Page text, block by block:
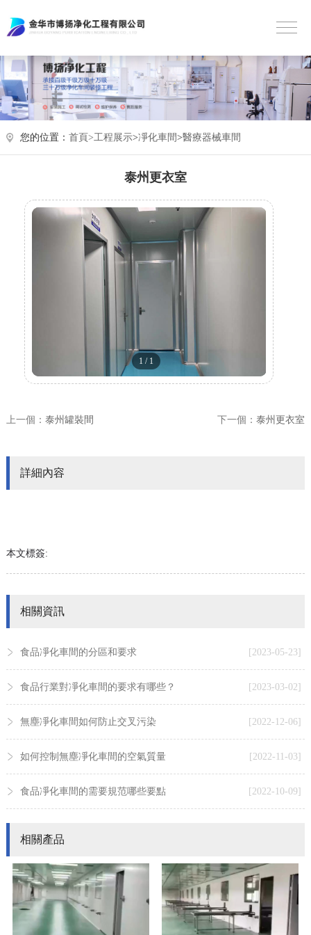
您的位置： 首頁>工程展示>凈化車間>醫療器械車間
泰州更衣室
1/ 1
上一個： 泰州罐裝間 下一個：泰州更衣室
詳細內容
本文標簽:
相關資訊
[2023-05-23]
食品凈化車間的分區和要求
[2023-03-02]
食品行業對凈化車間的要求有哪些？
[2022-12-06]
無塵凈化車間如何防止交叉污染
[2022-11-03]
如何控制無塵凈化車間的空氣質量
[2022-10-09]
食品凈化車間的需要規范哪些要點
相關產品